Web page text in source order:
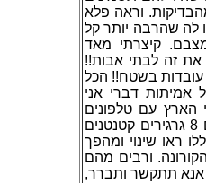
וראה פלא
לה שהרבה יותר קל
קיצרתי מאד
את זה לבתי אבות!!
עובדות בשטח!! הכל
אמיתות דברי אני
עם טלפונים
שלהם שלקחו מהלבונה לפי ההוראות: 4 פעמים ביום 8 גרגירים קטנטנים
ראו שינוי ומהפך
ורבים מהם
אנא תתקשר ותברר,